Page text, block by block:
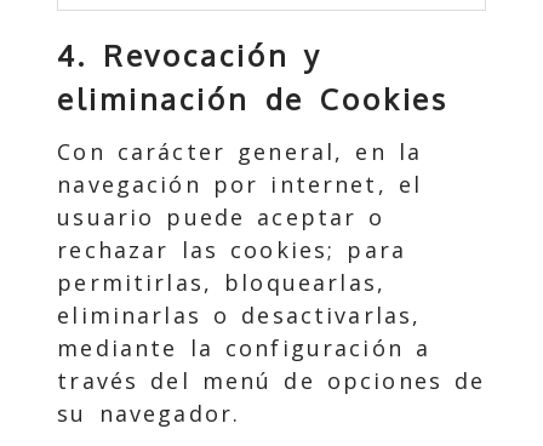
4. Revocación y
eliminación de Cookies
Con carácter general, en la
navegación por internet, el
usuario puede aceptar o
rechazar las cookies; para
permitirlas, bloquearlas,
eliminarlas o desactivarlas,
mediante la configuración a
través del menú de opciones de
su navegador.